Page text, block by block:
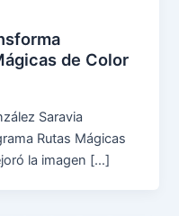
de Color
Saravia
Rutas Mágicas
la imagen […]